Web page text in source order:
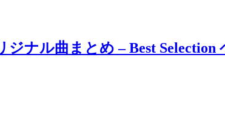
ナル曲まとめ – Best